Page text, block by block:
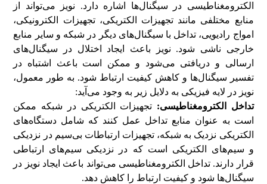
الکترومغناطیسی در سیگنال‌ها اشاره دارد. نویز می‌تواند از
منابع مختلفی مانند تجهیزات الکتریکی، تجهیزات الکترونیکی،
امواج رادیویی، تداخل با سیگنال‌های دیگر در شبکه و سایر منابع
خارجی ناشی شود. نویز باعث ایجاد اختلال در سیگنال‌های
ارسالی و دریافتی می‌شود و ممکن است باعث اشتباه در
تفسیر سیگنال‌ها و کاهش کیفیت ارتباط شود. به طور معمول،
نویز در لایه فیزیکی به دلایل زیر به وجود می‌آید:
تداخل الکترومغناطیسی: تجهیزات الکتریکی در شبکه ممکن
است به عنوان منابع تداخل عمل کنند که شامل دستگاه‌های
الکتریکی نزدیک به شبکه، تجهیزات ارتباطات بی‌سیم در نزدیکی
و سیم‌های الکتریکی است که در نزدیکی سیم‌های ارتباطی
قرار دارند. تداخل الکترومغناطیسی می‌تواند باعث ایجاد نویز در
سیگنال‌ها شود و کیفیت ارتباط را کاهش دهد.